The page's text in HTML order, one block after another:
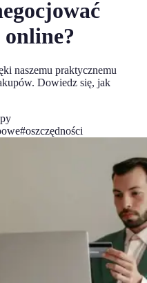
naszemu praktycznemu
Dowiedz się, jak
#oszczędności